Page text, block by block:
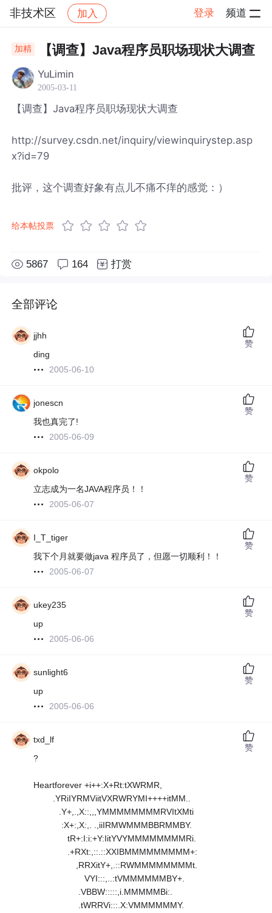
非技术区 加入 登录 频道
社区 非技术区 帖子详情
加精 【调查】Java程序员职场现状大调查
YuLimin
2005-03-11
【调查】Java程序员职场现状大调查
http://survey.csdn.net/inquiry/viewinquirystep.asp
x?id=79
批评，这个调查好象有点儿不痛不痒的感觉：）
给本帖投票
5867 164 打赏
全部评论
jjhh
ding
2005-06-10
赞
jonescn
我也真完了!
2005-06-09
赞
okpolo
立志成为一名JAVA程序员！！
2005-06-07
赞
I_T_tiger
我下个月就要做java 程序员了，但愿一切顺利！！
2005-06-07
赞
ukey235
up
2005-06-06
赞
sunlight6
up
2005-06-06
赞
txd_lf
?
Heartforever +i++:X+Rt:tXWRMR,
.YRiIYRMViitVXRWRYMI++++itMM..
.Y+,.,X::,,,YMMMMMMMMRVItXMti
:X+:,X:,. .,iiIRMWMMMBBRMMBY.
tR+:I:i:+Y:IitYVYMMMMMMMMRi.
.+RXt:,::.::XXIBMMMMMMMMM+:
,RRXitY+,.::RWMMMMMMMMt.
VYI:::,..:tVMMMMMMBY+.
.VBBW:::::,i.MMMMMBi:.
.tWRRVi:::.X:VMMMMMMY.
赞